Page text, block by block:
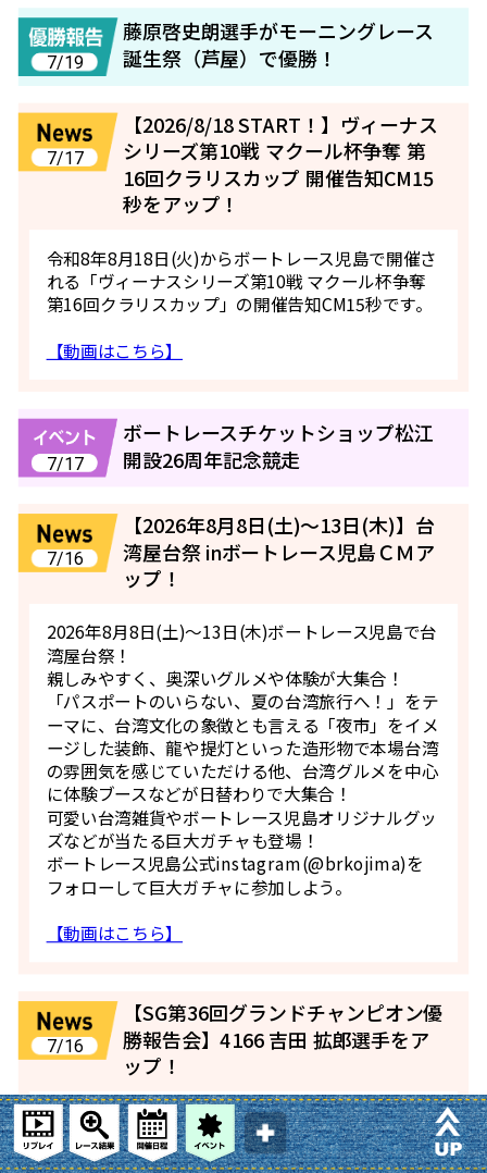
7/19
藤原啓史朗選手がモーニングレース
誕生祭（芦屋）で優勝！
7/17
【2026/8/18 START！】ヴィーナス
シリーズ第10戦 マクール杯争奪 第
16回クラリスカップ 開催告知CM15
秒をアップ！
令和8年8月18日(火)からボートレース児島で開催さ
れる「ヴィーナスシリーズ第10戦 マクール杯争奪
第16回クラリスカップ」の開催告知CM15秒です。
【動画はこちら】
7/17
ボートレースチケットショップ松江
開設26周年記念競走
7/16
【2026年8月8日(土)〜13日(木)】台
湾屋台祭 inボートレース児島ＣＭア
ップ！
2026年8月8日(土)〜13日(木)ボートレース児島で台
湾屋台祭！
親しみやすく、奥深いグルメや体験が大集合！
「パスポートのいらない、夏の台湾旅行へ！」をテ
ーマに、台湾文化の象徴とも言える「夜市」をイメ
ージした装飾、龍や提灯といった造形物で本場台湾
の雰囲気を感じていただける他、台湾グルメを中心
に体験ブースなどが日替わりで大集合！
可愛い台湾雑貨やボートレース児島オリジナルグッ
ズなどが当たる巨大ガチャも登場！
ボートレース児島公式instagram(@brkojima)を
フォローして巨大ガチャに参加しよう。
【動画はこちら】
7/16
【SG第36回グランドチャンピオン優
勝報告会】4166 吉田 拡郎選手をア
ップ！
令和8年7月13日(月)第7R発売中にガァ～コスタジ
オで行われた、
4166 吉田 拡郎選手のSG第36回グランドチャンピ